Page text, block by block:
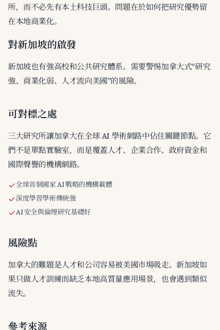
所，而不必先有本土科技巨頭。問題在於如何把研究優勢留
在本地商業化。
對新加坡的啟發
新加坡也有強高校和公共研究體系。需要警惕加拿大式“研究
強、商業化弱、人才流向美國”的風險。
可對標之處
三大研究所讓加拿大在全球 AI 學術網路中佔住關鍵節點。它
們不是單點實驗室，而是覆蓋人才、企業合作、政府資金和
國際聲譽的機構網路。
全球首個國家 AI 戰略的機構載體
深度學習學術傳統強
AI 安全與倫理研究基礎好
風險點
加拿大的難題是人才和公司容易被美國市場吸走。新加坡如
果只做人才訓練而缺乏本地高質量應用場景，也會遇到類似
流失。
參考來源